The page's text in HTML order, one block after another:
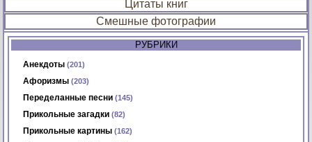
Цитаты книг
Смешные фотографии
РУБРИКИ
Анекдоты (201)
Афоризмы (203)
Переделанные песни (145)
Прикольные загадки (82)
Прикольные картины (162)